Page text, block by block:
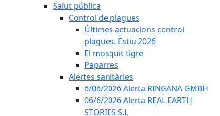
Salut pública
Control de plagues
Últimes actuacions control
plagues. Estiu 2026
El mosquit tigre
Paparres
Alertes sanitàries
6/06/2026 Alerta RINGANA GMBH
06/6/2026 Alerta REAL EARTH
STORIES S.L